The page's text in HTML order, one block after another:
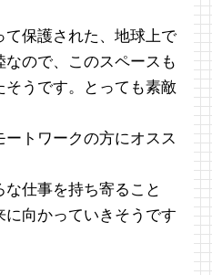
保護された、地球上で
ので、このスペースも
うです。とっても素敵
トワークの方にオスス
仕事を持ち寄ること
向かっていきそうです